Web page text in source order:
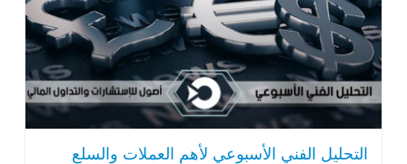
التحليل الفني الأسبوعي لأهم العملات والسلع